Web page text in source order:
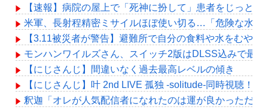
【速報】病院の屋上で「死神に扮して」患者をじっと
米軍、長射程精密ミサイルほぼ使い切る…「危険な水準
【3.11被災者が警告】避難所で自分の食料や水をむや
モンハンワイルズさん、スイッチ2版はDLSS込みで最
【にじさんじ】間違いなく過去最高レベルの傾き
【にじさんじ】叶 2nd LIVE 孤独 -solitude-同時視聴！
釈迦「オレが人気配信者になれたのは運が良かっただけ